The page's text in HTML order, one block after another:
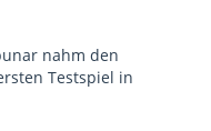
nahm den
Testspiel in